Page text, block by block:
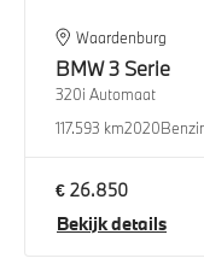
Waardenburg
BMW3 Serie
320i Automaat
117.593 km2020
€ 26.850
Bekijk details